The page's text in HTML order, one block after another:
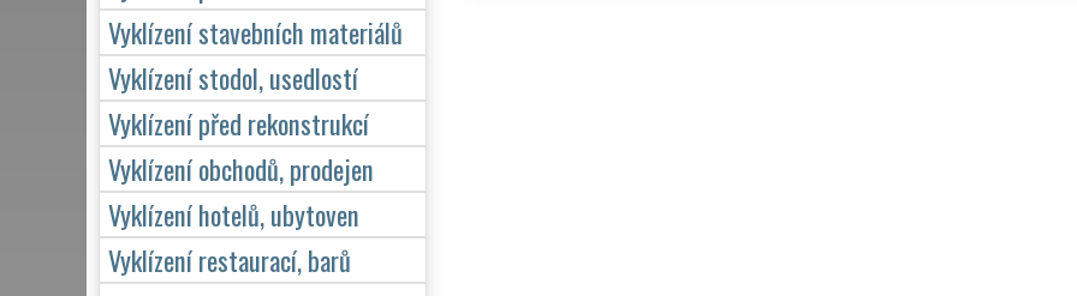
Vyklízení stavebních materiálů
Vyklízení stodol, usedlostí
Vyklízení před rekonstrukcí
Vyklízení obchodů, prodejen
Vyklízení hotelů, ubytoven
Vyklízení restaurací, barů